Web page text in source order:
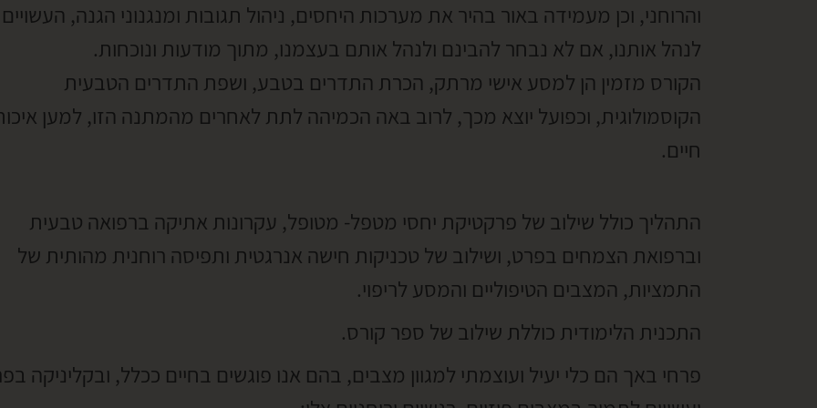
והרוחני, וכן מעמידה באור בהיר את מערכות היחסים, ניהול תגובות ומנגנוני הגנה, העשויים
לנהל אותנו, אם לא נבחר להבינם ולנהל אותם בעצמנו, מתוך מודעות ונוכחות.
הקורס מזמין הן למסע אישי מרתק, הכרת התדרים בטבע, ושפת התדרים הטבעית
הקוסמולוגית, וכפועל יוצא מכך, לרוב באה הכמיהה לתת לאחרים מהמתנה הזו, למען
חיים.
התהליך כולל שילוב של פרקטיקת יחסי מטפל- מטופל, עקרונות אתיקה ברפואה טבעית
וברפואת הצמחים בפרט, ושילוב של טכניקות חישה אנרגטית ותפיסה רוחנית מהותית של
התמציות, המצבים הטיפוליים והמסע לריפוי.
התכנית הלימודית כוללת שילוב של ספר קורס.
פרחי באך הם כלי יעיל ועוצמתי למגוון מצבים, בהם אנו פוגשים בחיים ככלל, ובקליניקה